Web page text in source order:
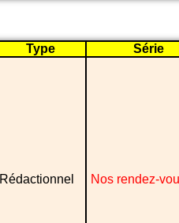
Type Série
Rédactionnel Nos rendez-